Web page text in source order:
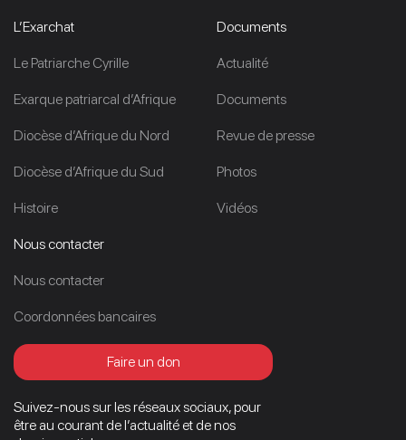
L’Exarchat
Le Patriarche Cyrille
Exarque patriarcal d’Afrique
Diocèse d’Afrique du Nord
Diocèse d’Afrique du Sud
Histoire
Documents
Actualité
Documents
Revue de presse
Photos
Vidéos
Nous contacter
Nous contacter
Coordonnées bancaires
Faire un don
Suivez-nous sur les réseaux sociaux, pour
être au courant de l’actualité et de nos